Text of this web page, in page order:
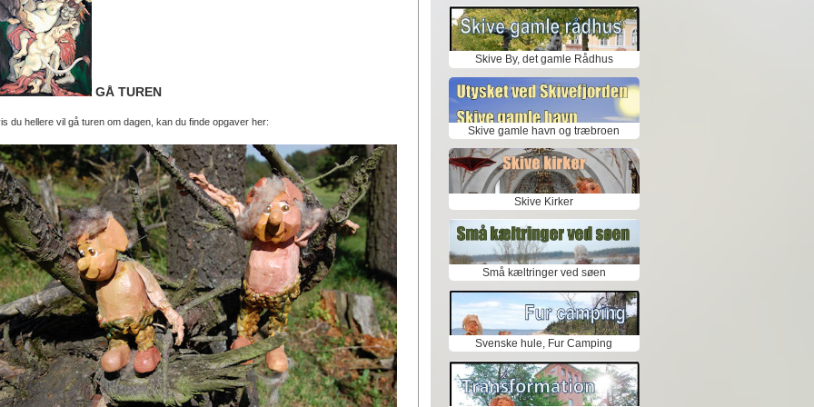
GÅ TUREN
du hellere vil gå turen om dagen, kan du finde opgaver her:
Skive By, det gamle Rådhus
Skive gamle havn og træbroen
Skive Kirker
Små kæltringer ved søen
Svenske hule, Fur Camping